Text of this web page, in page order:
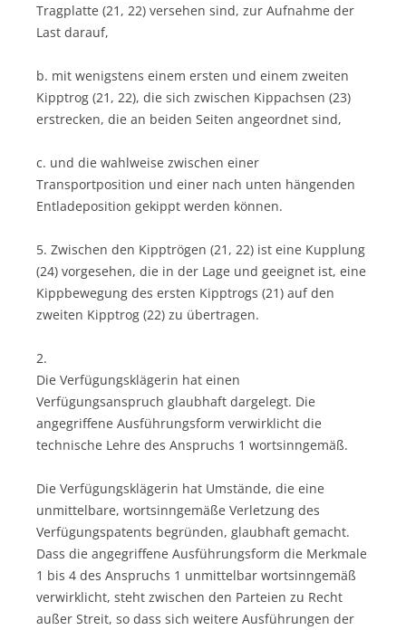
Tragplatte (21, 22) versehen sind, zur Aufnahme der
Last darauf,
b. mit wenigstens einem ersten und einem zweiten
Kipptrog (21, 22), die sich zwischen Kippachsen (23)
erstrecken, die an beiden Seiten angeordnet sind,
c. und die wahlweise zwischen einer
Transportposition und einer nach unten hängenden
Entladeposition gekippt werden können.
5. Zwischen den Kipptrögen (21, 22) ist eine Kupplung
(24) vorgesehen, die in der Lage und geeignet ist, eine
Kippbewegung des ersten Kipptrogs (21) auf den
zweiten Kipptrog (22) zu übertragen.
2.
Die Verfügungsklägerin hat einen
Verfügungsanspruch glaubhaft dargelegt. Die
angegriffene Ausführungsform verwirklicht die
technische Lehre des Anspruchs 1 wortsinngemäß.
Die Verfügungsklägerin hat Umstände, die eine
unmittelbare, wortsinngemäße Verletzung des
Verfügungspatents begründen, glaubhaft gemacht.
Dass die angegriffene Ausführungsform die Merkmale
1 bis 4 des Anspruchs 1 unmittelbar wortsinngemäß
verwirklicht, steht zwischen den Parteien zu Recht
außer Streit, so dass sich weitere Ausführungen der